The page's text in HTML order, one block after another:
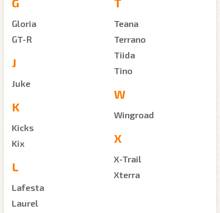
Gloria
GT-R
J
Juke
K
Kicks
Kix
L
Lafesta
Laurel
Teana
Terrano
Tiida
Tino
W
Wingroad
X
X-Trail
Xterra